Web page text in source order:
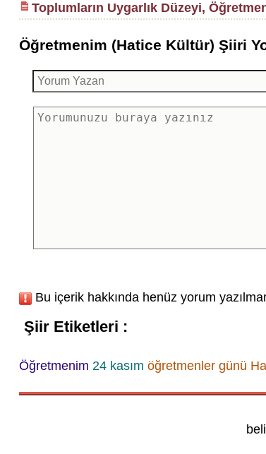
Toplumların Uygarlık Düzeyi,
Öğretmenim (Hatice Kültür) Şiiri
Bu içerik hakkında henüz yorum
Şiir Etiketleri :
Öğretmenim 24 kasım öğretmenler günü